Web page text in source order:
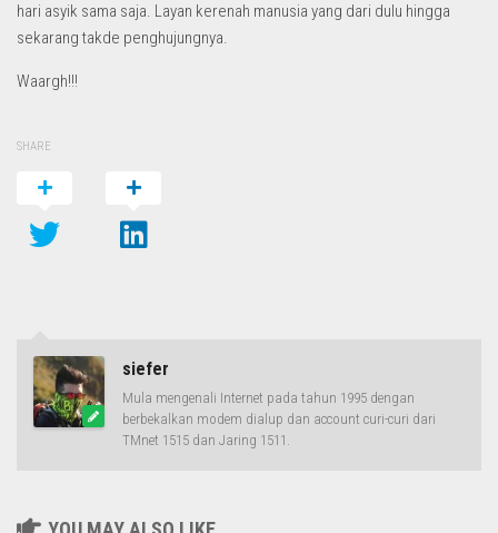
hari asyik sama saja. Layan kerenah manusia yang dari dulu hingga
sekarang takde penghujungnya.
Waargh!!!
SHARE
siefer
Mula mengenali Internet pada tahun 1995 dengan
berbekalkan modem dialup dan account curi-curi dari
TMnet 1515 dan Jaring 1511.